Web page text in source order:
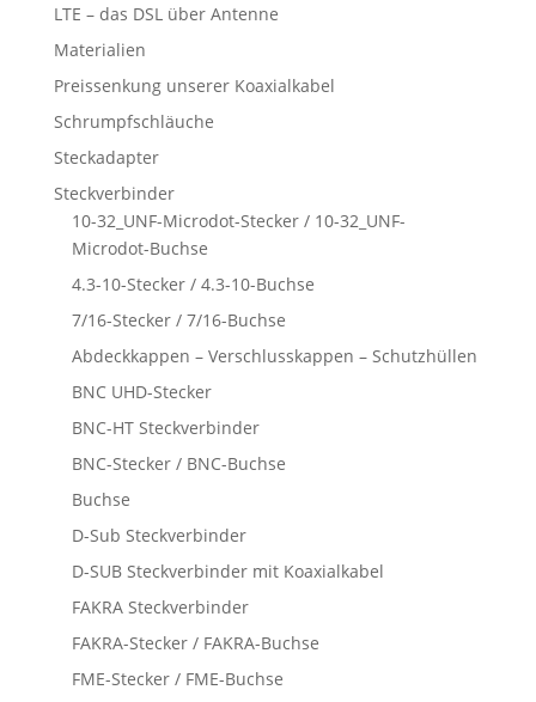
LTE – das DSL über Antenne
Materialien
Preissenkung unserer Koaxialkabel
Schrumpfschläuche
Steckadapter
Steckverbinder
10-32_UNF-Microdot-Stecker / 10-32_UNF-
Microdot-Buchse
4.3-10-Stecker / 4.3-10-Buchse
7/16-Stecker / 7/16-Buchse
Abdeckkappen – Verschlusskappen – Schutzhüllen
BNC UHD-Stecker
BNC-HT Steckverbinder
BNC-Stecker / BNC-Buchse
Buchse
D-Sub Steckverbinder
D-SUB Steckverbinder mit Koaxialkabel
FAKRA Steckverbinder
FAKRA-Stecker / FAKRA-Buchse
FME-Stecker / FME-Buchse